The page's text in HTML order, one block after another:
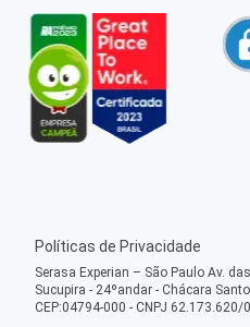
Políticas de Privacidade
Serasa Experian – São Paulo Av.
Sucupira - 24ºandar - Chácara
CEP:04794-000 - CNPJ 62.173.620/